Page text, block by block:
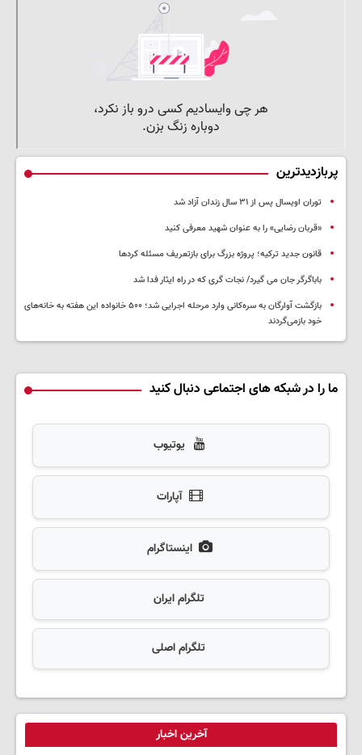
پربازدیدترین
توران اویسال پس از ۳۱ سال زندان آزاد شد
«قربان رضایی» را به عنوان شهید معرفی کنید
قانون جدید ترکیه؛ پروژه بزرگ‌ برای بازتعریف مسئله کردها
باباگرگر جان می گیرد/ نجات گری که در راه ایثار فدا شد
بازگشت آوارگان به سره‌کانی وارد مرحله اجرایی شد؛ ۵۰۰ خانواده این هفته به خانه‌های
خود بازمی‌گردند
ما را در شبکه های اجتماعی دنبال کنید
یوتیوب
آپارات
اینستاگرام
تلگرام ایران
تلگرام اصلی
آخرین اخبار